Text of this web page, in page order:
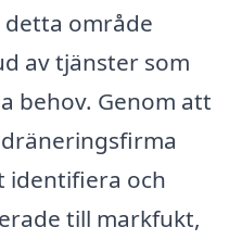
detta område
av tjänster som
behov. Genom att
identifiera och
till markfukt,